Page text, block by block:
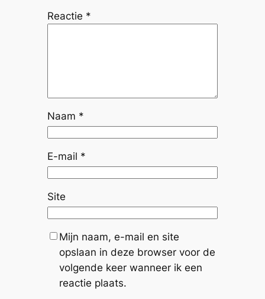
Reactie *
Naam *
E-mail *
Site
Mijn naam, e-mail en site
opslaan in deze browser voor de
volgende keer wanneer ik een
reactie plaats.